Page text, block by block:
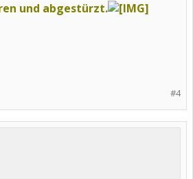
und abgestürzt.
#4